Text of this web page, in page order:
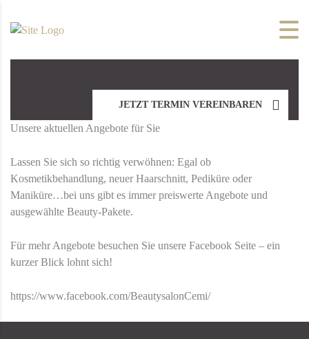
JETZT TERMIN VEREINBAREN
Unsere aktuellen Angebote für Sie
Lassen Sie sich so richtig verwöhnen: Egal ob
Kosmetikbehandlung, neuer Haarschnitt, Pediküre oder
Maniküre…bei uns gibt es immer preiswerte Angebote und
ausgewählte Beauty-Pakete.
Für mehr Angebote besuchen Sie unsere Facebook Seite – ein
kurzer Blick lohnt sich!
https://www.facebook.com/BeautysalonCemi/